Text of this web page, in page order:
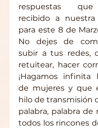
respuestas
recibido a nuestra
para este 8 de
No dejes de
subir a tus redes,
retuitear, hacer
¡Hagamos infinita
de mujeres y que
hilo de transmisión
palabra, palabra de
todos los rincones